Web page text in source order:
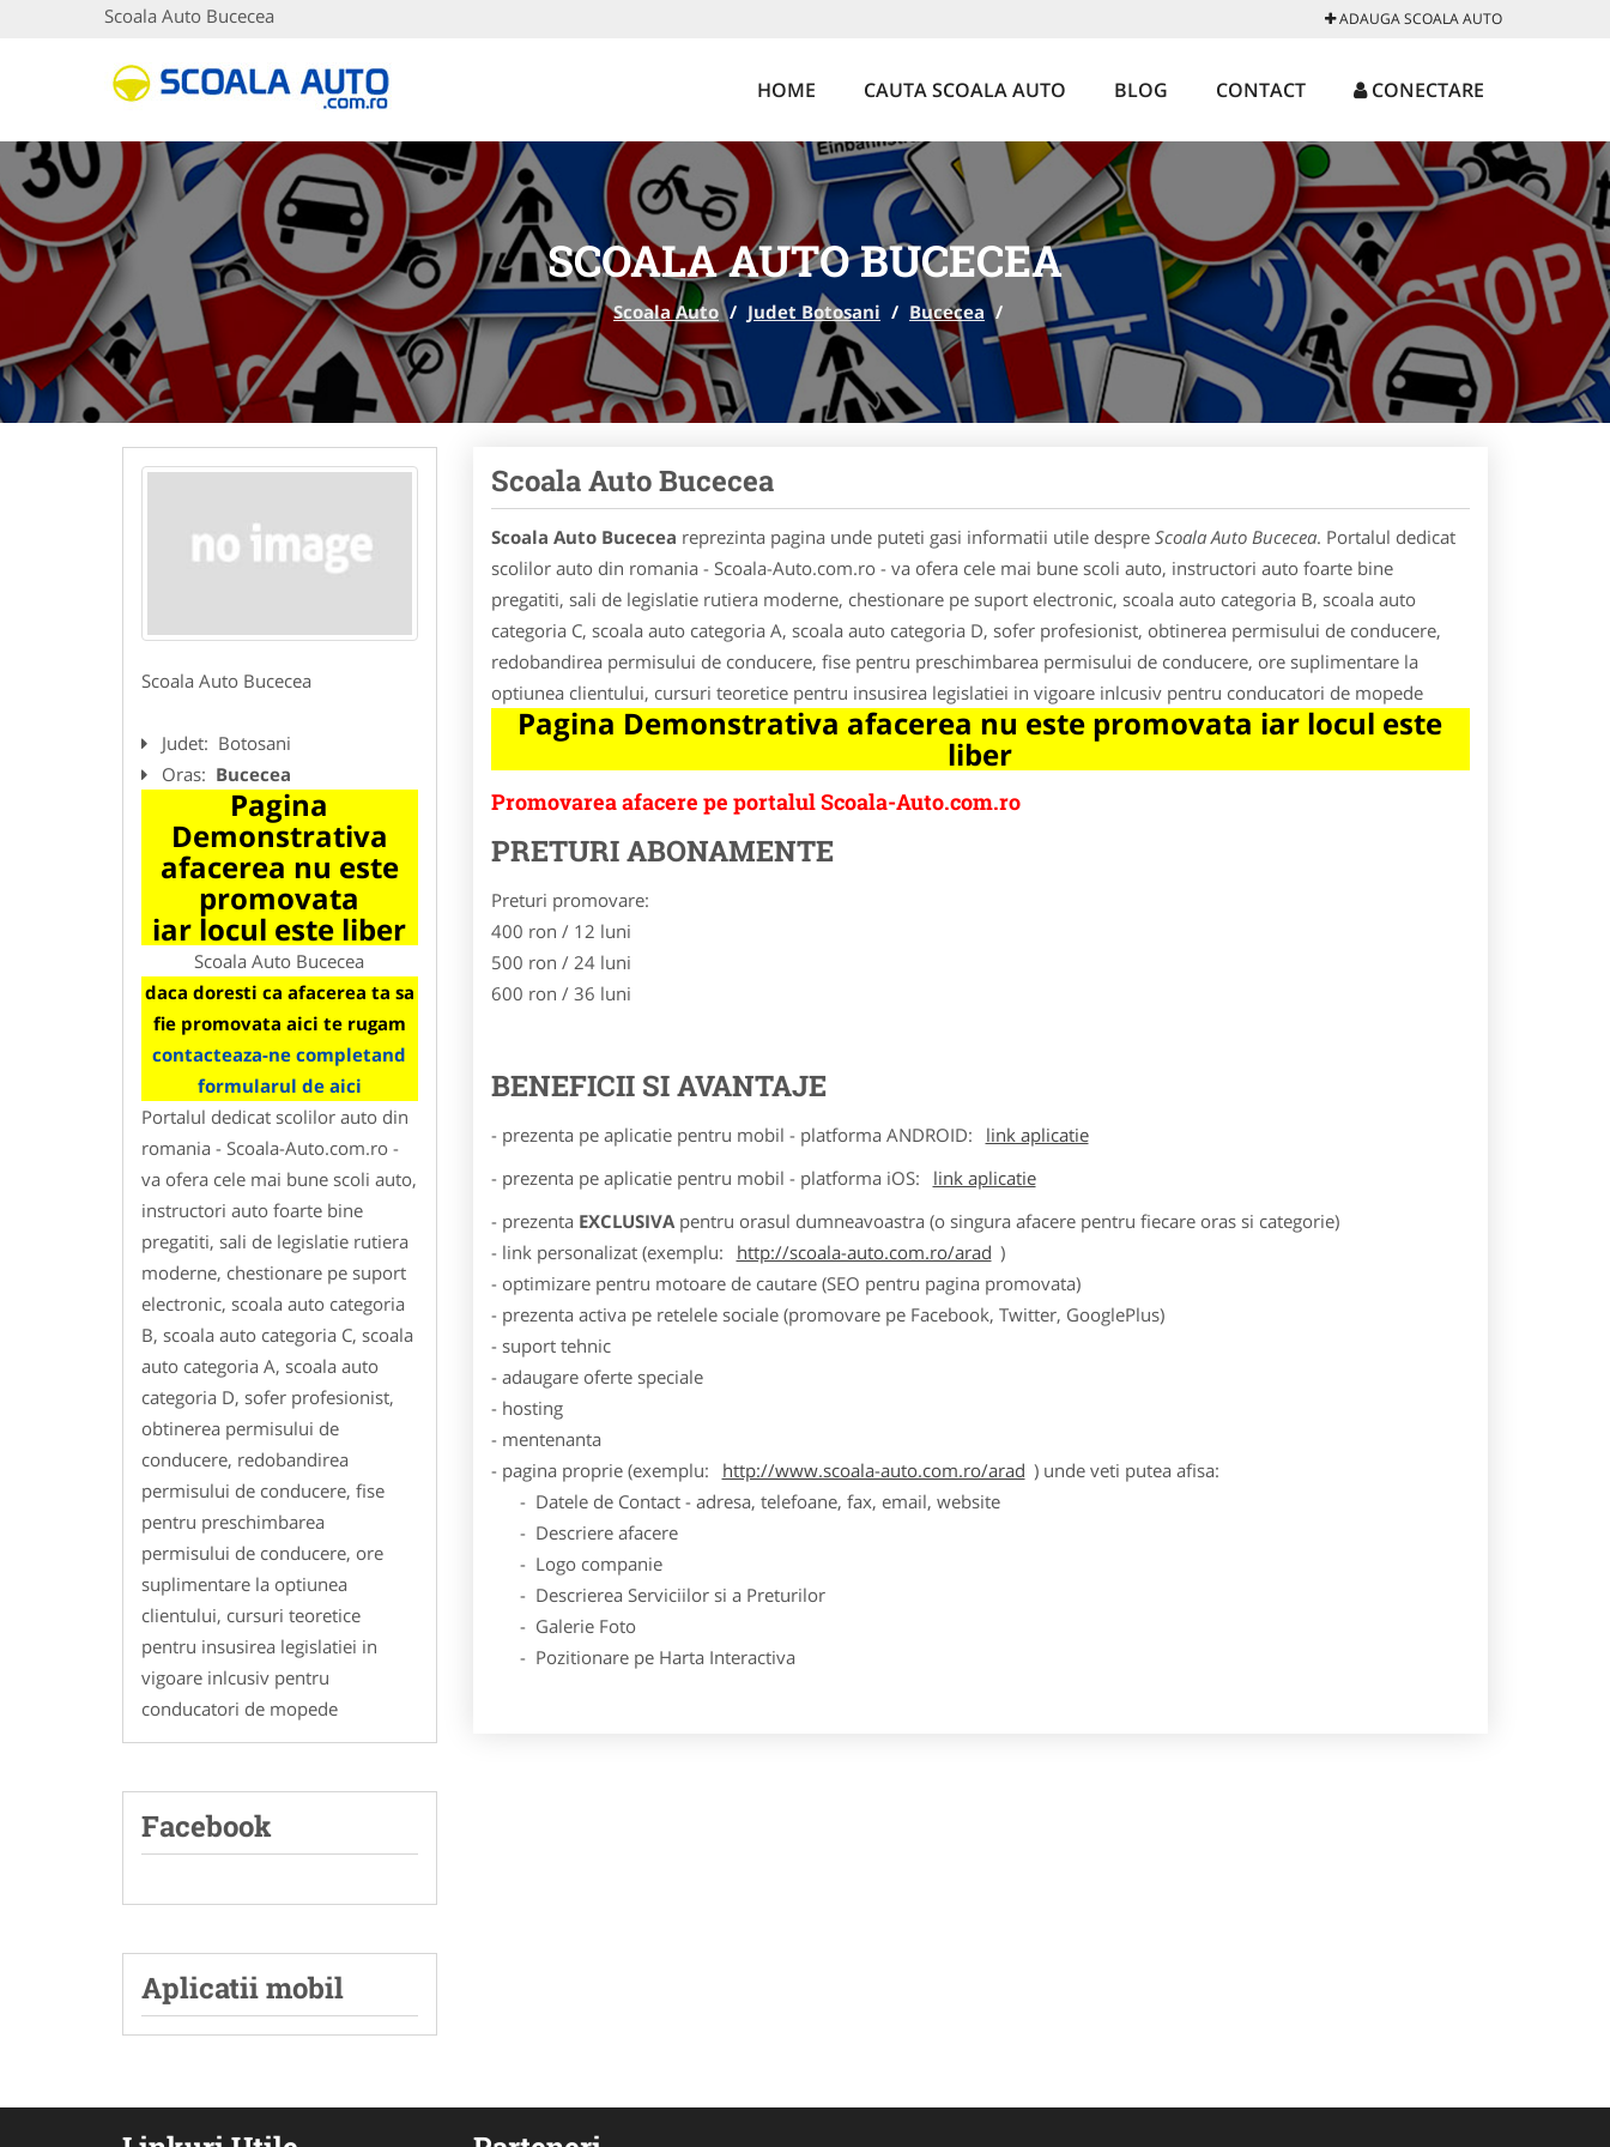
Scoala Auto Bucecea ADAUGA SCOALA AUTO
HOME CAUTA SCOALA AUTO BLOG CONTACT CONECTARE
SCOALA AUTO BUCECEA
Scoala Auto / Judet Botosani / Bucecea /
Scoala Auto Bucecea
Judet: Botosani
Oras: Bucecea
Pagina
Demonstrativa
afacerea nu este
promovata
iar locul este liber
Scoala Auto Bucecea
daca doresti ca afacerea ta sa
fie promovata aici te rugam
contacteaza-ne completand
formularul de aici
Portalul dedicat scolilor auto din
romania - Scoala-Auto.com.ro -
va ofera cele mai bune scoli auto,
instructori auto foarte bine
pregatiti, sali de legislatie rutiera
moderne, chestionare pe suport
electronic, scoala auto categoria
B, scoala auto categoria C, scoala
auto categoria A, scoala auto
categoria D, sofer profesionist,
obtinerea permisului de
conducere, redobandirea
permisului de conducere, fise
pentru preschimbarea
permisului de conducere, ore
suplimentare la optiunea
clientului, cursuri teoretice
pentru insusirea legislatiei in
vigoare inlcusiv pentru
conducatori de mopede
Facebook
Aplicatii mobil
Scoala Auto Bucecea
Scoala Auto Bucecea reprezinta pagina unde puteti gasi informatii utile despre Scoala Auto Bucecea. Portalul dedicat
scolilor auto din romania - Scoala-Auto.com.ro - va ofera cele mai bune scoli auto, instructori auto foarte bine
pregatiti, sali de legislatie rutiera moderne, chestionare pe suport electronic, scoala auto categoria B, scoala auto
categoria C, scoala auto categoria A, scoala auto categoria D, sofer profesionist, obtinerea permisului de conducere,
redobandirea permisului de conducere, fise pentru preschimbarea permisului de conducere, ore suplimentare la
optiunea clientului, cursuri teoretice pentru insusirea legislatiei in vigoare inlcusiv pentru conducatori de mopede
Pagina Demonstrativa afacerea nu este promovata iar locul este
liber
Promovarea afacere pe portalul Scoala-Auto.com.ro
PRETURI ABONAMENTE
Preturi promovare:
400 ron / 12 luni
500 ron / 24 luni
600 ron / 36 luni
BENEFICII SI AVANTAJE
- prezenta pe aplicatie pentru mobil - platforma ANDROID:
link aplicatie
- prezenta pe aplicatie pentru mobil - platforma iOS:
link aplicatie
- prezenta EXCLUSIVApentru orasul dumneavoastra (o singura afacere pentru fiecare oras si categorie)
- link personalizat (exemplu:
http://scoala-auto.com.ro/arad )
- optimizare pentru motoare de cautare (SEO pentru pagina promovata)
- prezenta activa pe retelele sociale (promovare pe Facebook, Twitter, GooglePlus)
- suport tehnic
- adaugare oferte speciale
- hosting
- mentenanta
- pagina proprie (exemplu:
http://www.scoala-auto.com.ro/arad ) unde veti putea afisa:
- Datele de Contact - adresa, telefoane, fax, email, website
- Descriere afacere
- Logo companie
- Descrierea Serviciilor si a Preturilor
- Galerie Foto
- Pozitionare pe Harta Interactiva